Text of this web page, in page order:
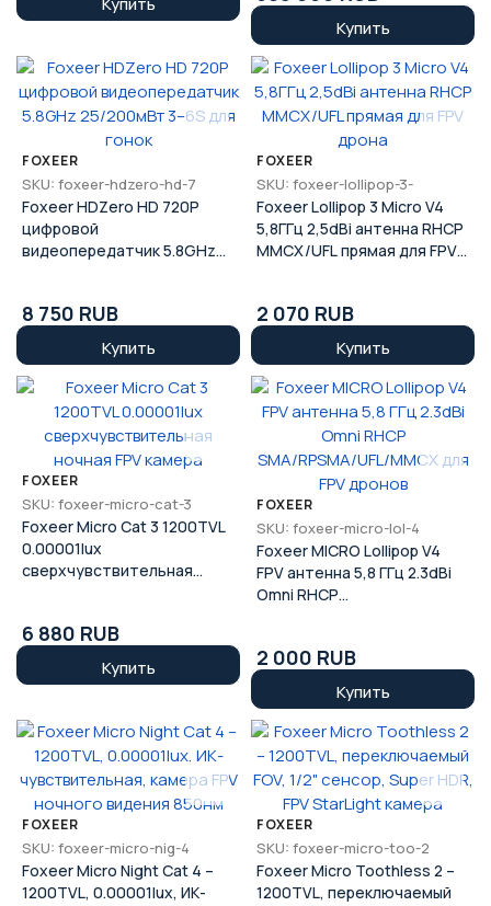
Купить
FOXEER
SKU: foxeer-hdzero-hd-7
Foxeer HDZero HD 720P
цифровой
видеопередатчик 5.8GHz
8 750 RUB
Купить
FOXEER
SKU: foxeer-lollipop-3-
Foxeer Lollipop 3 Micro V4
5,8ГГц 2,5dBi антенна RHCP
MMCX/UFL прямая для FPV
2 070 RUB
Купить
FOXEER
SKU: foxeer-micro-cat-3
Foxeer Micro Cat 3 1200TVL
0.00001lux
сверхчувствительная
6 880 RUB
Купить
FOXEER
SKU: foxeer-micro-lol-4
Foxeer MICRO Lollipop V4
FPV антенна 5,8 ГГц 2.3dBi
Omni RHCP
2 000 RUB
Купить
FOXEER
SKU: foxeer-micro-nig-4
Foxeer Micro Night Cat 4 –
1200TVL, 0.00001lux, ИК-
FOXEER
SKU: foxeer-micro-too-2
Foxeer Micro Toothless 2 –
1200TVL, переключаемый